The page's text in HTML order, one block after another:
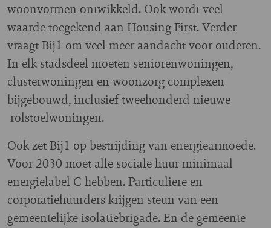
woonvormen ontwikkeld. Ook wordt veel
waarde toegekend aan Housing First. Verder
vraagt Bij1 om veel meer aandacht voor ouderen.
In elk stadsdeel moeten seniorenwoningen,
clusterwoningen en woonzorg-complexen
bijgebouwd, inclusief tweehonderd nieuwe
rolstoelwoningen.
Ook zet Bij1 op bestrijding van energiearmoede.
Voor 2030 moet alle sociale huur minimaal
energielabel C hebben. Particuliere en
corporatiehuurders krijgen steun van een
gemeentelijke isolatiebrigade. En de gemeente